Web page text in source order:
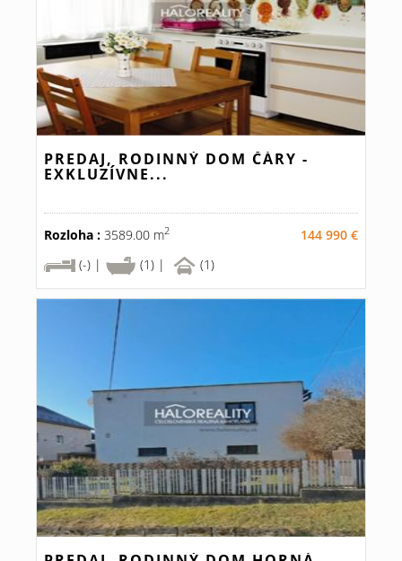
PREDAJ, RODINNÝ DOM ČÁRY -
EXKLUZÍVNE...
Rozloha : 3589.00 m2
144 990 €
(-) |
(1) | (1)